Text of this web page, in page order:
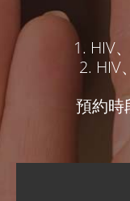
1. HIV
2. HIV
預約時